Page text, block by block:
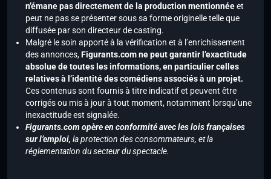
n’émane pas directement de la production mentionnéeet
peut ne pas se présenter sous sa forme originelle telle que
diffusée par son directeur de casting.
Malgré le soin apporté à la vérification et à l’enrichissement
des annonces,Figurants.com ne peut garantir l’exactitude
absolue de toutes les informations, en particulier celles
relatives à l’identité des comédiens associés à un projet.
Ces contenus sont fournis à titre indicatif et peuvent être
corrigés ou mis à jour à tout moment, notamment lorsqu’une
inexactitude est signalée.
Figurants.com opère en conformité avec les lois françaises
sur l’emploi, la protection des consommateurs, et la
réglementation du secteur du spectacle.